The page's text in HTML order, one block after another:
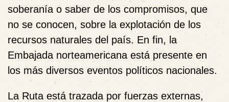
soberanía o saber de los compromisos, que
no se conocen, sobre la explotación de los
recursos naturales del país. En fin, la
Embajada norteamericana está presente en
los más diversos eventos políticos nacionales.
La Ruta está trazada por fuerzas externas,